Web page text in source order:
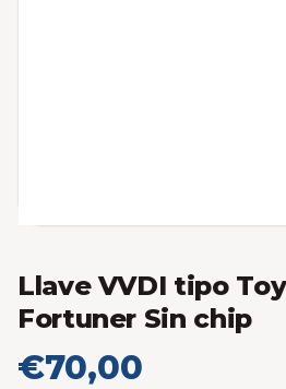
Llave VVDI tipo
Fortuner Sin chip
€70,00